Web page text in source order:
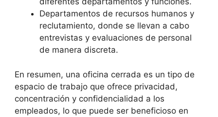
Departamentos de recursos humanos y
reclutamiento, donde se llevan a cabo
entrevistas y evaluaciones de personal
de manera discreta.
En resumen, una oficina cerrada es un tipo de
espacio de trabajo que ofrece privacidad,
concentración y confidencialidad a los
empleados, lo que puede ser beneficioso en